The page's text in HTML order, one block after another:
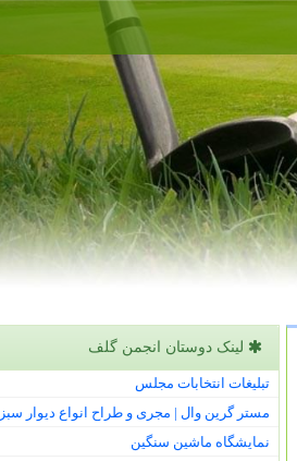
لینک دوستان انجمن گلف
تبلیغات انتخابات مجلس
مستر گرین وال | مجری و طراح انواع دیوار سبز
نمایشگاه ماشین سنگین